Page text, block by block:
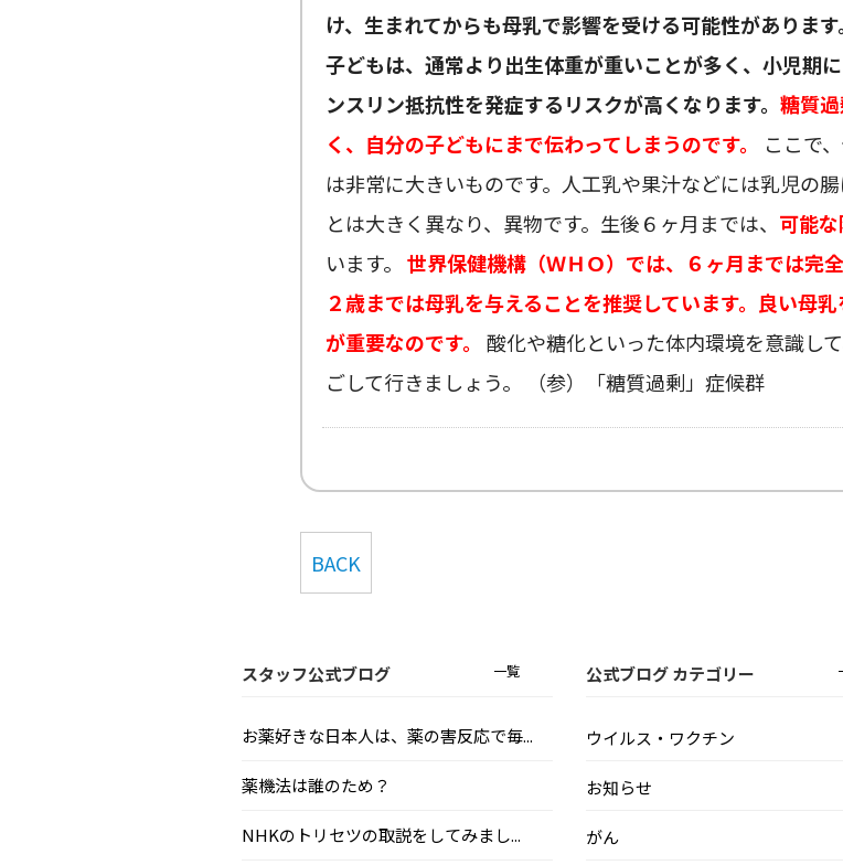
け、生まれてからも母乳で影響を受ける可能性がありま
子どもは、通常より出生体重が重いことが多く、小児期
ンスリン抵抗性を発症するリスクが高くなります。 糖質
く、自分の子どもにまで伝わってしまうのです。
ここで、
は非常に大きいものです。人工乳や果汁などには乳児の
とは大きく異なり、異物です。生後６ヶ月までは、 可能
います。 世界保健機構（ＷＨＯ）では、６ヶ月までは完
２歳までは母乳を与えることを推奨しています。良い母
が重要なのです。 酸化や糖化といった体内環境を意識し
ごして行きましょう。 （参）「糖質過剰」症候群
BACK
スタッフ公式ブログ 一覧
お薬好きな日本人は、薬の害反応で毎...
薬機法は誰のため？
NHKのトリセツの取説をしてみまし...
公式ブログ カテゴリー
ウイルス・ワクチン
お知らせ
がん